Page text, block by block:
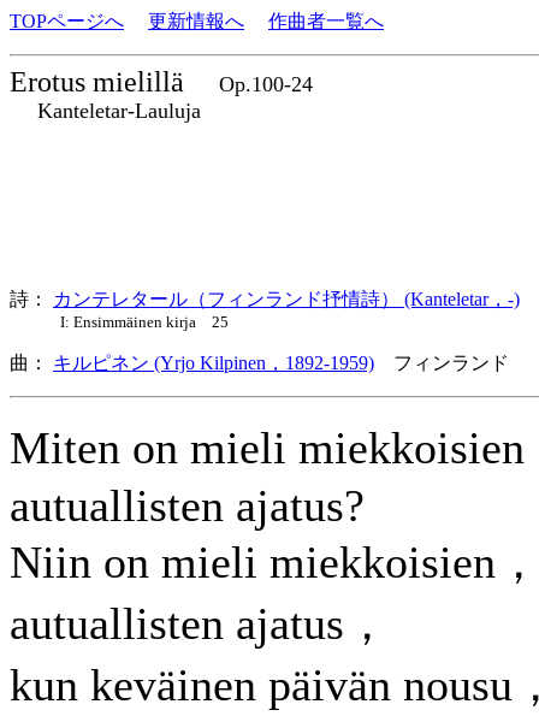
TOPページへ 更新情報へ 作曲者一覧へ
Erotus mielillä
Op.100-24
Kanteletar-Lauluja
詩： カンテレタール（フィンランド抒情詩） (Kanteletar，-)
I: Ensimmäinen kirja 25
曲： キルピネン (Yrjo Kilpinen，1892-1959) フィンランド
Miten on mieli miekkoisien
autuallisten ajatus?
Niin on mieli miekkoisien
autuallisten ajatus，
kun keväinen päivän nousu